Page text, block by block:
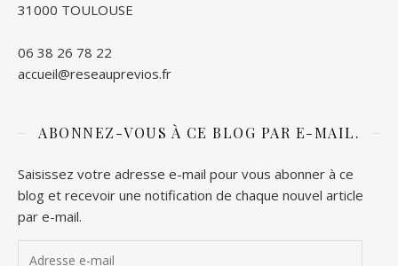
31000 TOULOUSE
06 38 26 78 22
accueil@reseauprevios.fr
ABONNEZ-VOUS À CE BLOG PAR E-MAIL.
Saisissez votre adresse e-mail pour vous abonner à ce
blog et recevoir une notification de chaque nouvel article
par e-mail.